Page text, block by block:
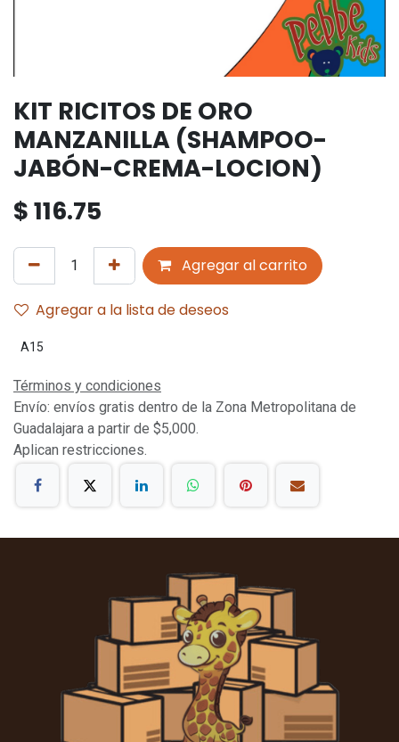
KIT RICITOS DE ORO
MANZANILLA (SHAMPOO-
JABÓN-CREMA-LOCION)
$116.75
Agregar al carrito
Agregar a la lista de deseos
A15
Términos y condiciones
Envío: envíos gratis dentro de la Zona Metropolitana de
Guadalajara a partir de $5,000.
Aplican restricciones.